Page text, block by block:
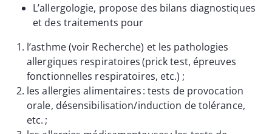
L’allergologie, propose des bilans diagnostiques
et des traitements pour
l’asthme (voir Recherche) et les pathologies
allergiques respiratoires (prick test, épreuves
fonctionnelles respiratoires, etc.) ;
les allergies alimentaires : tests de provocation
orale, désensibilisation/induction de tolérance,
etc. ;